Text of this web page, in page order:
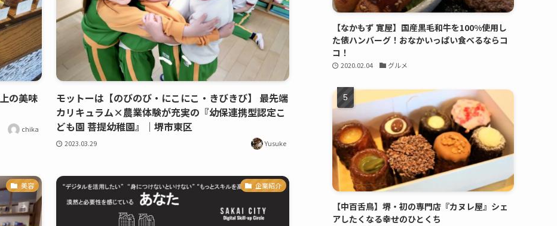
の美味
chika
モットーは【のびのび・にこにこ・きびきび】 最先端
カリキュラム×農業体験が充実の『幼保連携型認定こ
ども園 菩提幼稚園』｜堺市東区
2023.03.29 Yusuke
美容 企業紹介
【なかもず 寛屋】国産黒毛和牛を100%使用し
た俵ハンバーグ！おなかいっぱい食べるならコ
コ！
2020.02.04 グルメ
【中百舌鳥】堺・初の専門店『カヌレ屋』シェ
アしたくなる幸せのひとくち